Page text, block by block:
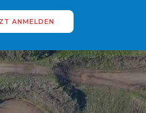
ANMELDEN